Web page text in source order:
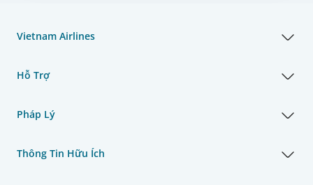
Vietnam Airlines
Hỗ Trợ
Pháp Lý
Thông Tin Hữu Ích